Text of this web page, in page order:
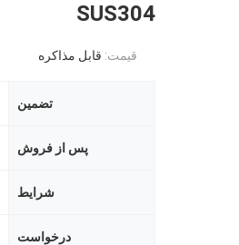
SUS304
قیمت: قابل مذاکره
تضمین
پس از فروش
شرایط
درخواست